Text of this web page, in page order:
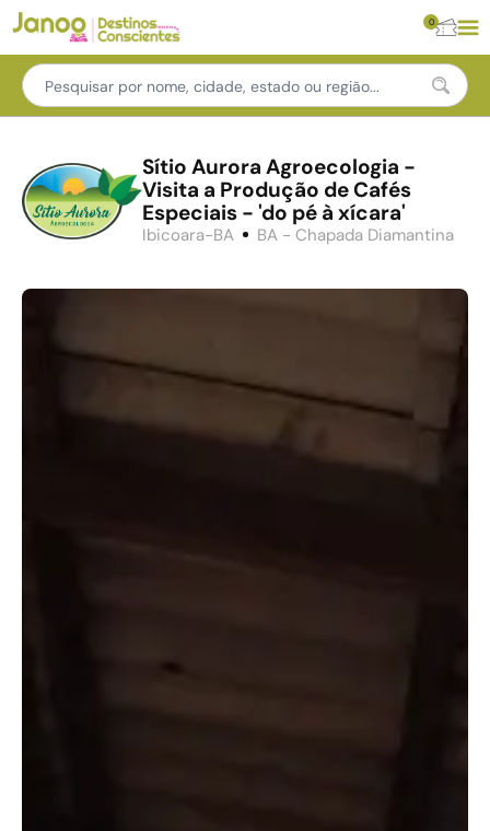
0
Sítio Aurora Agroecologia -
Visita a Produção de Cafés
Especiais - 'do pé à xícara'
Ibicoara-BA BA - Chapada Diamantina